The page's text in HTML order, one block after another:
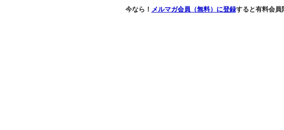
今なら！ メルマガ会員（無料）に登録すると有料会員